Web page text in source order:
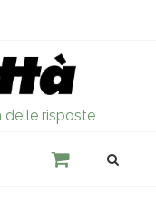
delle risposte